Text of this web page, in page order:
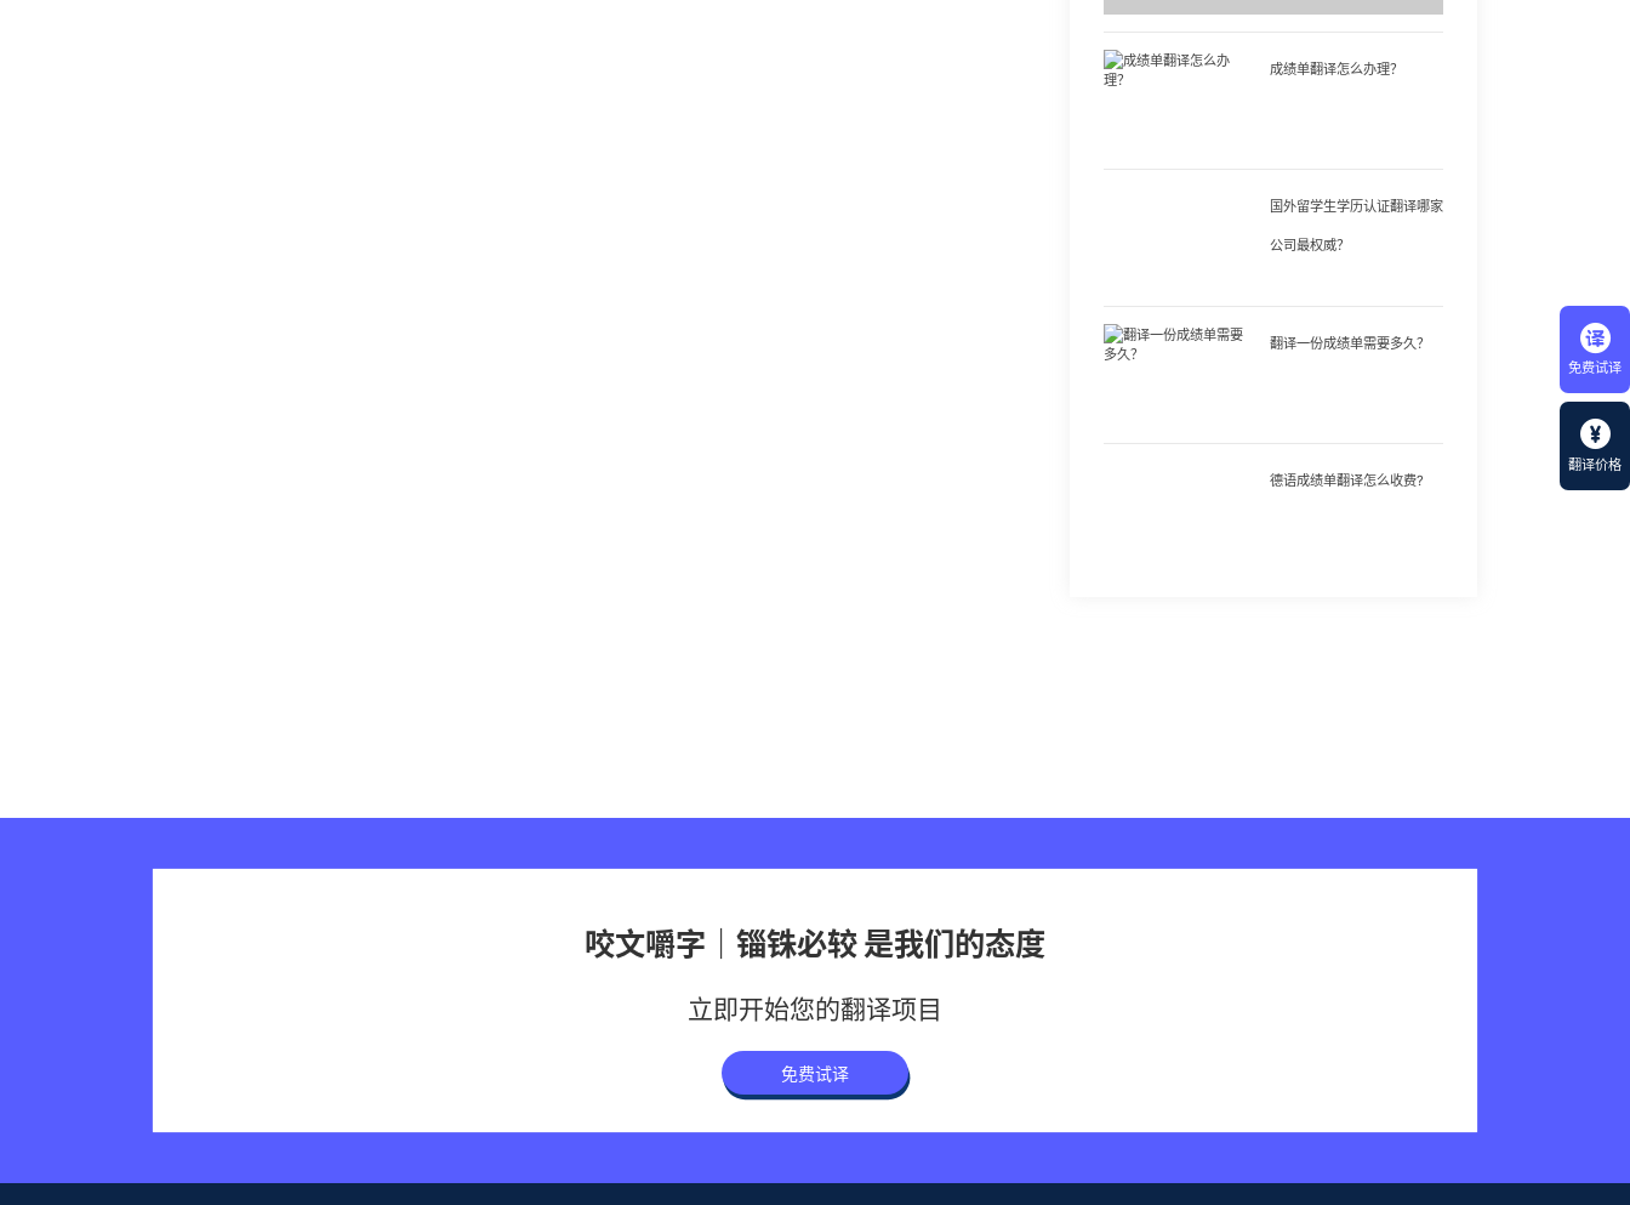
免费试译
翻译价格
成绩单翻译怎么办理？
国外留学生学历认证翻译哪家
公司最权威？
翻译一份成绩单需要多久？
德语成绩单翻译怎么收费?
咬文嚼字｜锱铢必较 是我们的态度
立即开始您的翻译项目
免费试译